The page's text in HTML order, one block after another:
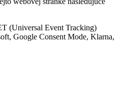
(Universal Event Tracking)
Google Consent Mode, Klarna,